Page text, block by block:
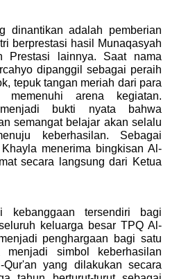
dinantikan adalah pemberian
berprestasi hasil Munaqasyah
Prestasi lainnya. Saat nama
dipanggil sebagai peraih
tepuk tangan meriah dari para
arena kegiatan.
bukti nyata bahwa
semangat belajar akan selalu
keberhasilan. Sebagai
menerima bingkisan Al-
secara langsung dari Ketua
kebanggaan tersendiri bagi
keluarga besar TPQ Al-
penghargaan bagi satu
simbol keberhasilan
yang dilakukan secara